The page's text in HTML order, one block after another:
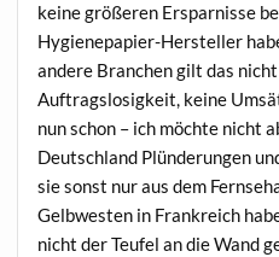
keine größeren Ersparnisse
Hygienepapier-Hersteller
andere Branchen gilt das
Auftragslosigkeit, keine
nun schon – ich möchte nicht
Deutschland Plünderungen
sie sonst nur aus dem
Gelbwesten in Frankreich
nicht der Teufel an die Wand